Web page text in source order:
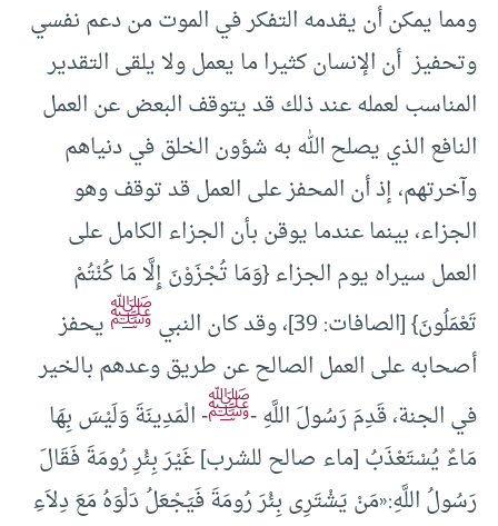
ومما يمكن أن يقدمه التفكر في الموت من دعم نفسي
وتحفيز أن الإنسان كثيرا ما يعمل ولا يلقى التقدير
المناسب لعمله عند ذلك قد يتوقف البعض عن العمل
النافع الذي يصلح الله به شؤون الخلق في دنياهم
وآخرتهم، إذ أن المحفز على العمل قد توقف وهو
الجزاء، بينما عندما يوقن بأن الجزاء الكامل على
العمل سيراه يوم الجزاء {وَمَا تُجْزَوْنَ إِلَّا مَا كُنْتُمْ
تَعْمَلُونَ} [الصافات: 39]، وقد كان النبي
ﷺيحفز
أصحابه على العمل الصالح عن طريق وعدهم بالخير
في الجنة، قَدِمَ رَسُولَ اللَّهِ -ﷺ- الْمَدِينَةَ وَلَيْسَ بِهَا
مَاءٌ يُسْتَعْذَبُ [ماء صالح للشرب] غَيْرَ بِئْرِ رُومَةَ فَقَالَ
رَسُولُ اللَّهِ:«مَنْ يَشْتَرِى بِئْرَ رُومَةَ فَيَجْعَلُ دَلْوَهُ مَعَ دِلاَءِ